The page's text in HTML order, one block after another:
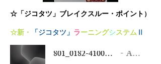
☆「ジコタツ」ブレイクスルー・ポイント）
☆新・ 「ジコタツ 」 ラーニングシステム Ⅱ
801_0182-4100枚達成記念サンプル Artist Name